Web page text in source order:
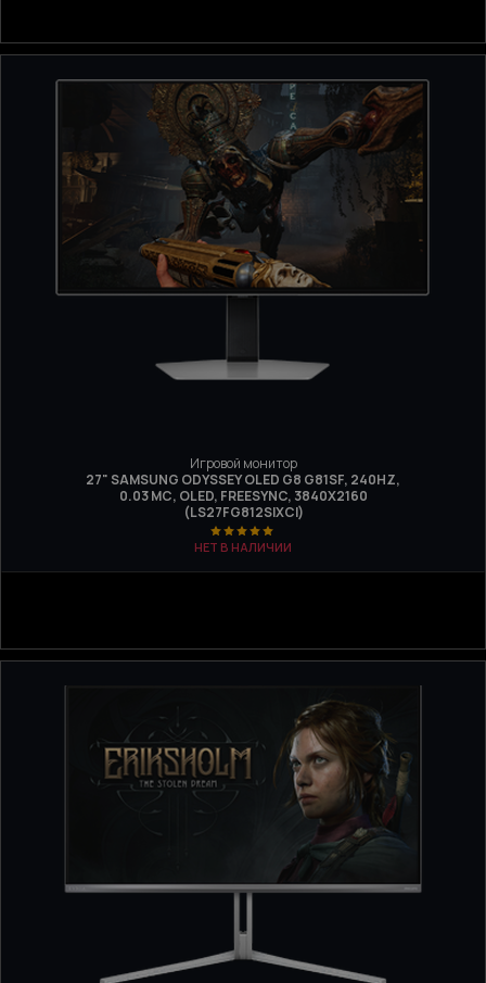
Игровой монитор
27" SAMSUNG ODYSSEY OLED G8 G81SF, 240HZ,
0.03 МС, OLED, FREESYNC, 3840Х2160
(LS27FG812SIXCI)
НЕТ В НАЛИЧИИ